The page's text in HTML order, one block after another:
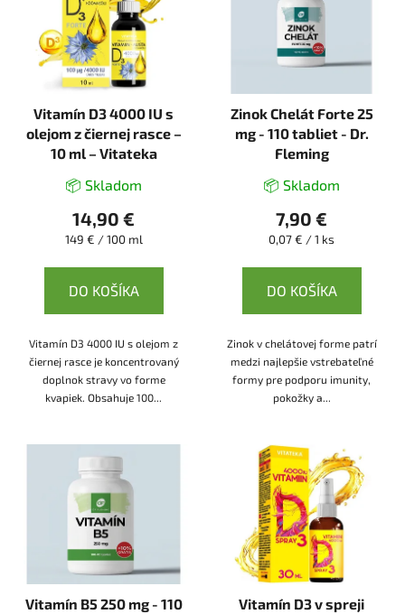
Vitamín D3 4000 IU s
olejom z čiernej rasce –
10 ml – Vitateka
📦 Skladom
14,90 €
Jednotková
149 € / 100 ml
DO KOŠÍKA
Vitamín D3 4000 IU s olejom z
čiernej rasce je koncentrovaný
doplnok stravy vo forme
kvapiek. Obsahuje 100...
Zinok Chelát Forte 25
mg - 110 tabliet - Dr.
Fleming
📦 Skladom
7,90 €
Jednotková
0,07 € / 1 ks
DO KOŠÍKA
Zinok v chelátovej forme patrí
medzi najlepšie vstrebateľné
formy pre podporu imunity,
pokožky a...
Vitamín B5 250 mg - 110
Vitamín D3 v spreji